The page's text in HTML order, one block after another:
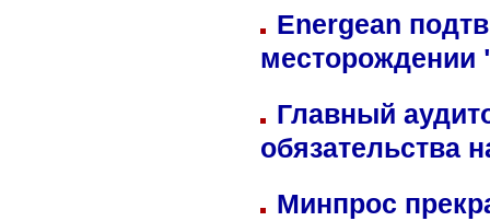
Energean
Главный
обязательства
Минпрос